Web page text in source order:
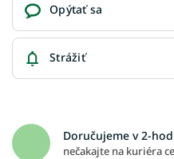
Opýtať sa
Strážiť
Doručujeme v 2-
nečakajte na kuriéra